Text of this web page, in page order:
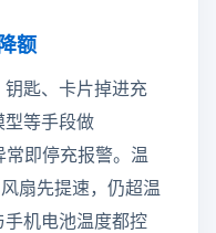
额
匙、卡片掉进充
型等手段做
即停充报警。温
扇先提速，仍超温
机电池温度都控